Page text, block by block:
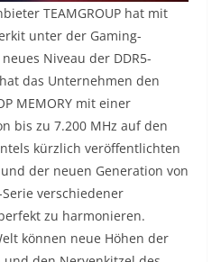
TEAMGROUP hat mit
unter der Gaming-
Niveau der DDR5-
das Unternehmen den
MEMORY mit einer
bis zu 7.200 MHz auf den
kürzlich veröffentlichten
der neuen Generation von
verschiedener
zu harmonieren.
können neue Höhen der